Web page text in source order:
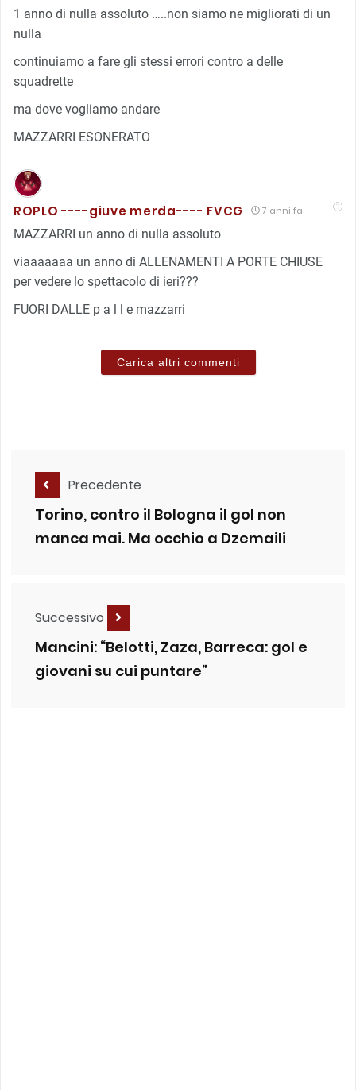
1 anno di nulla assoluto …..non siamo ne migliorati di un
nulla
continuiamo a fare gli stessi errori contro a delle
squadrette
ma dove vogliamo andare
MAZZARRI ESONERATO
ROPLO ----giuve merda---- FVCG 7 anni fa
MAZZARRI un anno di nulla assoluto
viaaaaaaa un anno di ALLENAMENTI A PORTE CHIUSE
per vedere lo spettacolo di ieri???
FUORI DALLE p a l l e mazzarri
Carica altri commenti
Precedente
Torino, contro il Bologna il gol non
manca mai. Ma occhio a Dzemaili
Successivo
Mancini: “Belotti, Zaza, Barreca: gol e
giovani su cui puntare”